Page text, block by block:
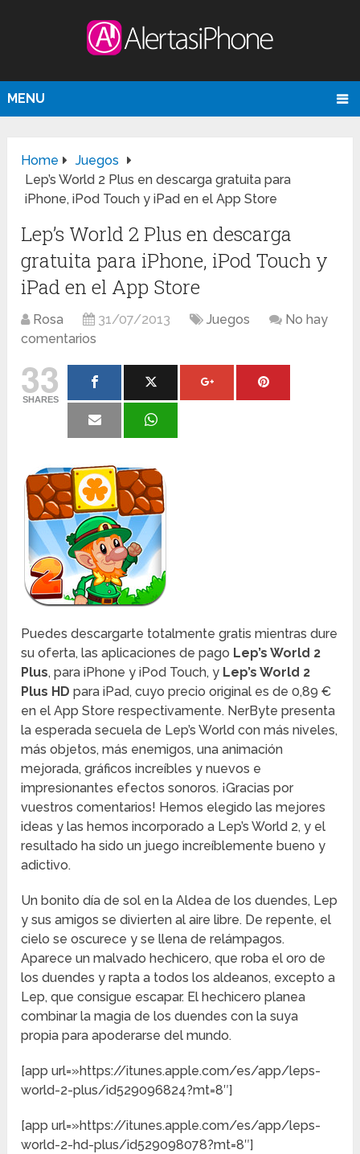
MENU
Home
Juegos
Lep’s World 2 Plus en descarga gratuita para
iPhone, iPod Touch y iPad en el App Store
Lep’s World 2 Plus en descarga
gratuita para iPhone, iPod Touch y
iPad en el App Store
Rosa 31/07/2013 Juegos
No hay
comentarios
33
SHARES
Puedes descargarte totalmente gratis mientras dure
su oferta, las aplicaciones de pago Lep’s World 2
Plus, para iPhone y iPod Touch, y Lep’s World 2
Plus HD para iPad, cuyo precio original es de 0,89 €
en el App Store respectivamente. NerByte presenta
la esperada secuela de Lep’s World con más niveles,
más objetos, más enemigos, una animación
mejorada, gráficos increíbles y nuevos e
impresionantes efectos sonoros. ¡Gracias por
vuestros comentarios! Hemos elegido las mejores
ideas y las hemos incorporado a Lep’s World 2, y el
resultado ha sido un juego increíblemente bueno y
adictivo.
Un bonito día de sol en la Aldea de los duendes, Lep
y sus amigos se divierten al aire libre. De repente, el
cielo se oscurece y se llena de relámpagos.
Aparece un malvado hechicero, que roba el oro de
los duendes y rapta a todos los aldeanos, excepto a
Lep, que consigue escapar. El hechicero planea
combinar la magia de los duendes con la suya
propia para apoderarse del mundo.
[app url=»https://itunes.apple.com/es/app/leps-
world-2-plus/id529096824?mt=8″]
[app url=»https://itunes.apple.com/es/app/leps-
world-2-hd-plus/id529098078?mt=8″]